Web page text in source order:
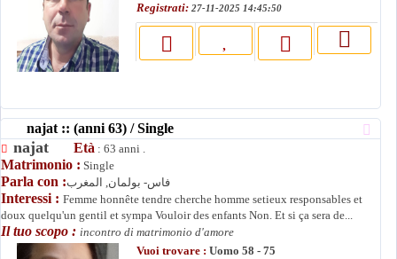
Registrati: 27-11-2025 14:45:50
najat :: (anni 63) / Single
najat Età : 63 anni .
Matrimonio : Single
Parla con :فاس- بولمان, المغرب
Interessi : Femme honnête tendre cherche homme setieux responsables et
doux quelqu'un gentil et sympa Vouloir des enfants Non. Et si ça sera de...
Il tuo scopo : incontro di matrimonio d'amore
Vuoi trovare : Uomo 58 - 75